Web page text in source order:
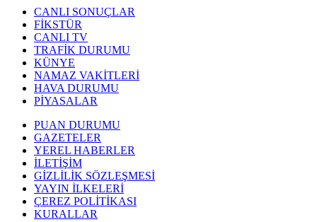
CANLI SONUÇLAR
FİKSTÜR
CANLI TV
TRAFİK DURUMU
KÜNYE
NAMAZ VAKİTLERİ
HAVA DURUMU
PİYASALAR
PUAN DURUMU
GAZETELER
YEREL HABERLER
İLETİŞİM
GİZLİLİK SÖZLEŞMESİ
YAYIN İLKELERİ
ÇEREZ POLİTİKASI
KURALLAR